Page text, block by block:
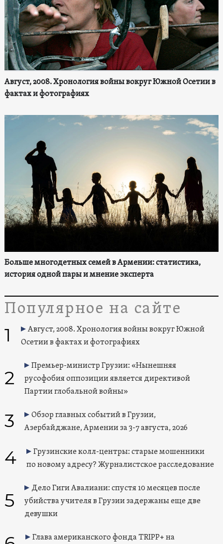
Август, 2008. Хронология войны вокруг Южной Осетии в
фактах и фотографиях
Больше многодетных семей в Армении: статистика,
история одной пары и мнение эксперта
Популярное на сайте
1
Август, 2008. Хронология войны вокруг Южной
Осетии в фактах и фотографиях
2
Премьер-министр Грузии: «Нынешняя
русофобия оппозиции является директивой
Партии глобальной войны»
3
Обзор главных событий в Грузии,
Азербайджане, Армении за 3-7 августа, 2026
4
Грузинские колл-центры: старые мошенники
по новому адресу? Журналистское расследование
5
Дело Гиги Авалиани: спустя 10 месяцев после
убийства учителя в Грузии задержаны еще две
девушки
Глава американского фонда TRIPP+ на